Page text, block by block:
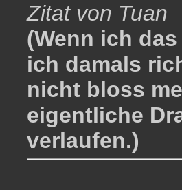
Zitat von Tuan
(Wenn ich
ich damals
nicht bloss
eigentliche
verlaufen.)